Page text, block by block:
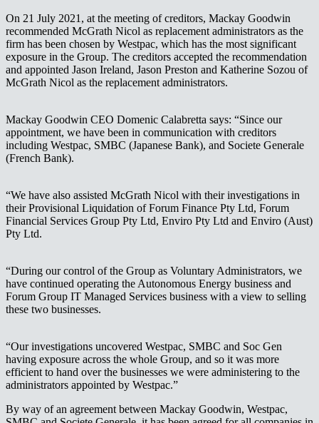
On 21 July 2021, at the meeting of creditors, Mackay Goodwin
recommended McGrath Nicol as replacement administrators as the
firm has been chosen by Westpac, which has the most significant
exposure in the Group. The creditors accepted the recommendation
and appointed Jason Ireland, Jason Preston and Katherine Sozou of
McGrath Nicol as the replacement administrators.
Mackay Goodwin CEO Domenic Calabretta says: “Since our
appointment, we have been in communication with creditors
including Westpac, SMBC (Japanese Bank), and Societe Generale
(French Bank).
“We have also assisted McGrath Nicol with their investigations in
their Provisional Liquidation of Forum Finance Pty Ltd, Forum
Financial Services Group Pty Ltd, Enviro Pty Ltd and Enviro (Aust)
Pty Ltd.
“During our control of the Group as Voluntary Administrators, we
have continued operating the Autonomous Energy business and
Forum Group IT Managed Services business with a view to selling
these two businesses.
“Our investigations uncovered Westpac, SMBC and Soc Gen
having exposure across the whole Group, and so it was more
efficient to hand over the businesses we were administering to the
administrators appointed by Westpac.”​​​​‌ ‍ ​‍​‍‌‍ ‌ ​‍‌‍‍‌‌‍‌ ‌‍‍‌‌‍ ‍​‍​‍​ ‍‍​‍​‍‌ ​ ‌‍​‌‌‍ ‍‌‍‍‌‌ ‌​‌ ‍‌​‍ ‍‌‍‍‌‌‍ ​‍​‍​‍ ​​‍​‍‌‍‍​‌ ​‍‌‍‌‌‌‍‌‍​‍​‍​ ‍‍​‍​‍‌‍‍​‌ ‌​‌ ‌​‌ ​​‌ ​ ​ ‍‍​‍ ​‍ ‌‍ ‌‌‍​‌‌‍​ ‌‍‍ ‌‍​‌‌ ‍‌​‍ ‌‌‍‌ ‌‍ ‌‍ ‌‍‌​‌ ‌ ‌‍‍‌‌‍ ‍​‍ ‍‌ ​ ‌‍​‌‌‍ ‍‌‍‍‌‌ ‌​‌ ‍‌​‍ ‍‌ ​ ‌ ‌​‌ ‌‌‌‍‌​‌‍‍‌‌‍ ​‍ ‌ ​ ‌ ‌​‌ ‌‌‌‍‌​‌‍‍‌‌‍ ​‍ ‌‍‍‌‌‍ ‍‌ ‌​‌‍‌‌‌‍ ‍‌ ‌​​‍ ‌‍‌‌‌‍‌​‌‍‍‌‌ ‌​​‍ ‌‍ ‌‌‍ ‌‍‌​‌‍‌‌​ ‌‌ ​​‌ ​‍‌‍‌‌‌ ​ ‌‍‌‌‌‍ ‍‌ ‌​‌‍​‌‌ ‌​‌‍‍‌‌‍ ‌‍ ‍​ ‍ ‌‍‍‌‌‍‌​​ ‌​ ‍​‌‍‌​​ ​‌​ ‌‍‌‍​ ​ ‍‌‌‍​‍​ ‍​​‍ ‌​ ‌​​ ‌​​ ‌‌​ ​‍​‍ ‌​ ‌​​ ​‌‌‍‌​​ ‍‌​‍ ‌‌‍​‌​ ​​‌‍​‌‌‍​‍​‍ ‌​ ​ ​ ​​‌‍‌‌​ ‌​​ ​‌​ ‌​​ ‌ ‌‍‌​​ ‌‍​ ‌​‌‍​‌​ ‌‍​ ‍ ‌ ‌​‌ ‍‌‌ ​​‌‍‌‌​ ‌‌ ​​‌‍ ‌ ​ ‌ ‌​​ ‍ ‌ ​​‌‍​‌‌ ‌​‌‍‍​​ ‌‌‍​ ‌‍ ‌‍ ‍‌ ‌​‌‍‌‌‌‍ ‍‌ ‌​​‍‌‌​ ‌‌‌​​‍‌‌ ‌‍‍ ‌‍‌‌‌ ‍‌​‍‌‌​ ​ ‌​‌​​‍‌‌​ ​ ‌​‌​​‍‌‌​ ​‍​ ​‍​ ‍​​ ​​‌‍‌‌​ ​‌​ ​‍‌‍‌‌‌‍​ ‌‍‌‍​ ‍​​ ‌ ​ ​‍‌‍​ ​‍‌‌​ ​‍​ ​‍​‍‌‌​ ‌‌‌​‌​​‍ ‍‌‍​ ‌‍‍​‌‍‍‌‌‍ ​‌‍‌​‌ ​‍‌‍‌‌‌‍ ‍​‍‌‌​ ‌‌‌​​‍‌‌ ‌‍‍ ‌‍‌‌‌ ‍‌​‍‌‌​ ​ ‌​‌​​‍‌‌​ ​ ‌​‌​​‍‌‌​ ​‍​ ​‍​ ​‍‌‍​‍​ ‌​​ ​‌​ ​​​ ​​‌‍‌‌​ ‌‌‌‍‌​​ ​​​ ‌​​ ‌‍​‍‌‌​ ​‍​ ​‍​‍‌‌​ ‌‌‌​‌​​‍ ‍‌ ‌​‌‍‌‌‌ ‍​‌ ‌​​ ‌‍​‍‌‍​‌‌ ​ ‌‍‌‌‌‌‌‌‌ ​‍‌‍ ​​ ‌‌‍‍​‌ ‌​‌ ‌​‌ ​​‌ ​ ​‍‌‌​ ​ ‌​​‌​‍‌‌​ ​‍‌​‌‍​‍‌‌​ ​‍‌​‌‍‌‍ ‌‌‍​‌‌‍​ ‌‍‍ ‌‍​‌‌ ‍‌​‍ ‌‌‍‌ ‌‍ ‌‍ ‌‍‌​‌ ‌ ‌‍‍‌‌‍ ‍​‍ ‍‌ ​ ‌‍​‌‌‍ ‍‌‍‍‌‌ ‌​‌ ‍‌​‍ ‍‌ ​ ‌ ‌​‌ ‌‌‌‍‌​‌‍‍‌‌‍ ​‍‌‌​ ​‍‌​‌‍‌ ​ ‌ ‌​‌ ‌‌‌‍‌​‌‍‍‌‌‍ ​‍‌‍‌‍‍‌‌‍‌​​ ‌​ ‍​‌‍‌​​ ​‌​ ‌‍‌‍​ ​ ‍‌‌‍​‍​ ‍​​‍ ‌​ ‌​​ ‌​​ ‌‌​ ​‍​‍ ‌​ ‌​​ ​‌‌‍‌​​ ‍‌​‍ ‌‌‍​‌​ ​​‌‍​‌‌‍​‍​‍ ‌​ ​ ​ ​​‌‍‌‌​ ‌​​ ​‌​ ‌​​ ‌ ‌‍‌​​ ‌‍​ ‌​‌‍​‌​ ‌‍​‍‌‍‌ ‌​‌ ‍‌‌ ​​‌‍‌‌​ ‌‌ ​​‌‍ ‌ ​ ‌ ‌​​‍‌‍‌ ​​‌‍​‌‌ ‌​‌‍‍​​ ‌‌‍​ ‌‍ ‌‍ ‍‌ ‌​‌‍‌‌‌‍ ‍‌ ‌​​‍‌‌​ ‌‌‌​​‍‌‌ ‌‍‍ ‌‍‌‌‌ ‍‌​‍‌‌​ ​ ‌​‌​​‍‌‌​ ​ ‌​‌​​‍‌‌​ ​‍​ ​‍​ ‍​​ ​​‌‍‌‌​ ​‌​ ​‍‌‍‌‌‌‍​ ‌‍‌‍​ ‍​​ ‌ ​ ​‍‌‍​ ​‍‌‌​ ​‍​ ​‍​‍‌‌​ ‌‌‌​‌​​‍ ‍‌‍​ ‌‍‍​‌‍‍‌‌‍ ​‌‍‌​‌ ​‍‌‍‌‌‌‍ ‍​‍‌‌​ ‌‌‌​​‍‌‌ ‌‍‍ ‌‍‌‌‌ ‍‌​‍‌‌​ ​ ‌​‌​​‍‌‌​ ​ ‌​‌​​‍‌‌​ ​‍​ ​‍​ ​‍‌‍​‍​ ‌​​ ​‌​ ​​​ ​​‌‍‌‌​ ‌‌‌‍‌​​ ​​​ ‌​​ ‌‍​‍‌‌​ ​‍​ ​‍​‍‌‌​ ‌‌‌​‌​​‍ ‍‌ ‌​‌‍‌‌‌ ‍​‌ ‌​​‍‌‍‌ ​​‌‍‌‌‌ ​‍‌ ​ ‌ ​​‌‍‌‌‌‍​ ‌ ‌​‌‍‍‌‌ ‌‍‌‍‌‌​ ‌‌ ​​‌ ‌‌‌‍​‍‌‍ ​‌‍‍‌‌ ​ ‌‍‍​‌‍‌‌‌‍‌​​‍​‍‌ ‌
By way of an agreement between Mackay Goodwin, Westpac,